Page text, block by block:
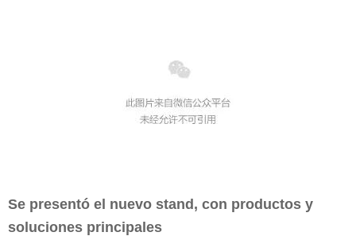
Se presentó el nuevo stand, con productos y
soluciones principales